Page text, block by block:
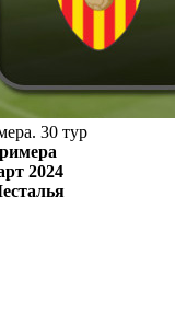
30 тур
2024